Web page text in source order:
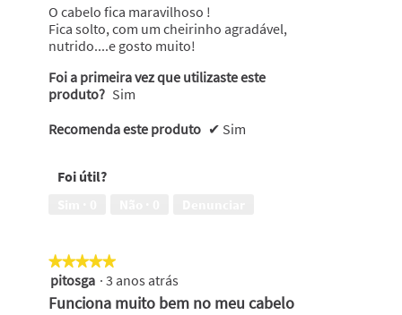
estrelas.
O cabelo fica maravilhoso !
Fica solto, com um cheirinho agradável,
nutrido....e gosto muito!
Foi a primeira vez que utilizaste este
produto? Sim
Recomenda este produto ✔ Sim
Foi útil?
★★★★★
★★★★★
5
em
pitosga · 3 anos atrás
Funciona muito bem no meu cabelo